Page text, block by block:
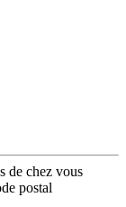
de chez vous
postal